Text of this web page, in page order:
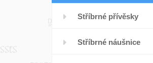
Stříbrné přívěsky
Stříbrné náušnice